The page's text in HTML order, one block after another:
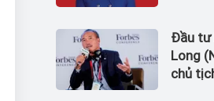
hàng
Đầu tư
Long
chủ